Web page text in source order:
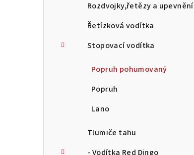
Rozdvojky,řetězy a upevnění
Řetízková vodítka
Stopovací vodítka
Popruh pohumovaný
Popruh
Lano
Tlumiče tahu
- Vodítka Red Dingo